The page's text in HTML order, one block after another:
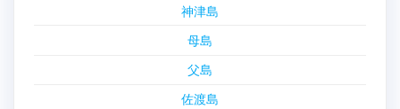
神津島
母島
父島
佐渡島